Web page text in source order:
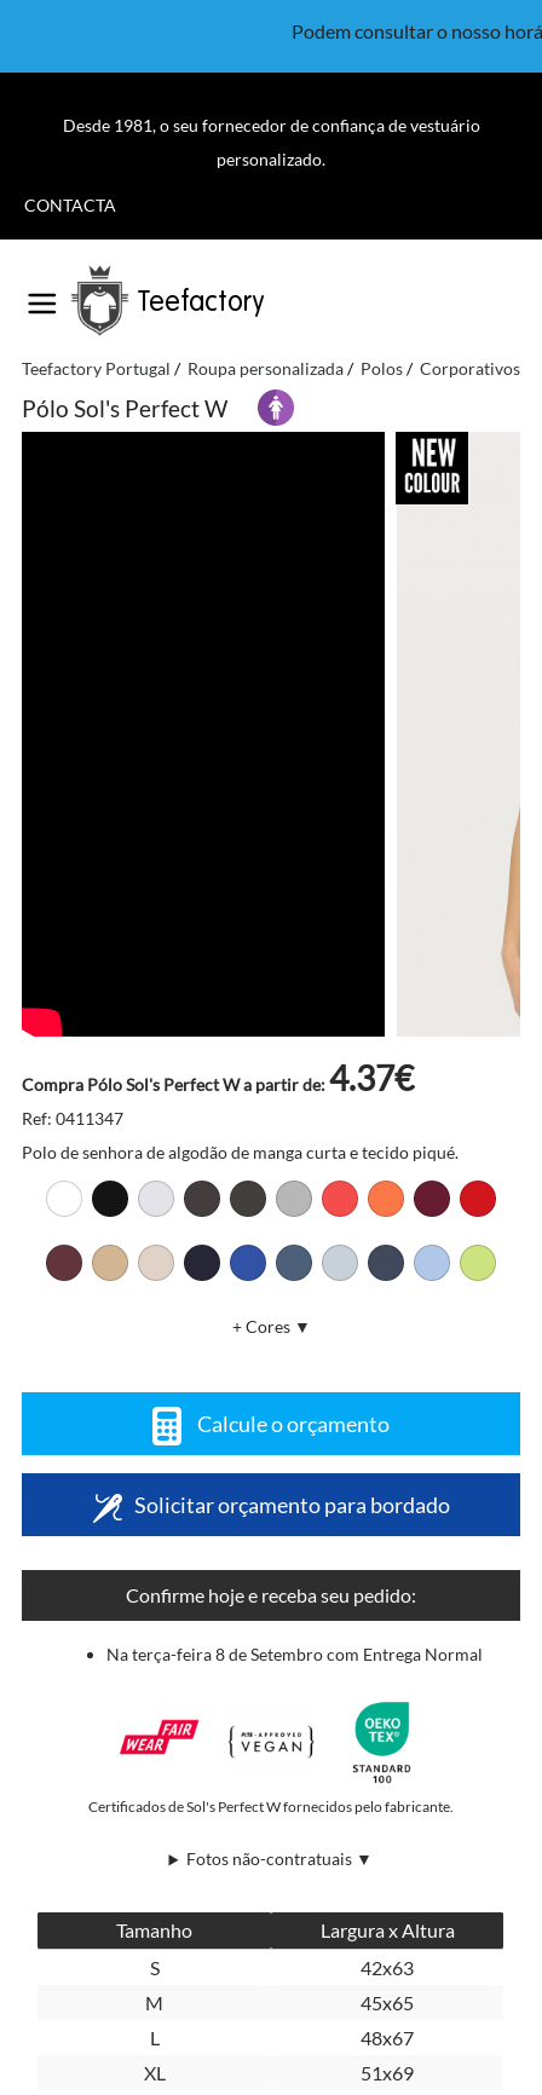
Podem consultar o nosso
Desde 1981, o seu fornecedor de confiança de vestuário
personalizado.
CONTACTA
Teefactory
Teefactory Portugal Roupa personalizada Polos Corporativos
Pólo Sol's Perfect W
Compra Pólo Sol's Perfect W a partir de:4.37€
Ref: 0411347
Polo de senhora de algodão de manga curta e tecido piqué.
+ Cores ▼
Calcule o orçamento
Solicitar orçamento para bordado
Confirme hoje e receba seu pedido:
Na terça-feira 8 de Setembro com Entrega Normal
Certificados de Sol's Perfect W fornecidos pelo fabricante.
Fotos não-contratuais ▼
Tamanho
Largura x Altura
S
42x63
M
45x65
L
48x67
XL
51x69